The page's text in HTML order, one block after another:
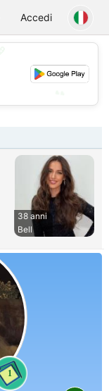
Accedi
38 anni
Bell
1